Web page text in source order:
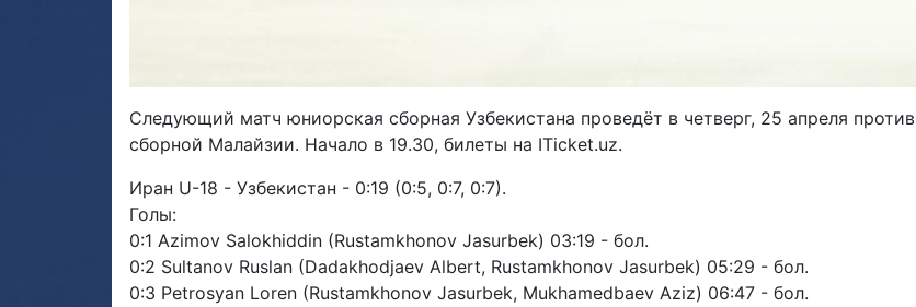
Следующий матч юниорская сборная Узбекистана проведёт в четверг, 25 апреля против
сборной Малайзии. Начало в 19.30, билеты на ITicket.uz.
Иран U-18 - Узбекистан - 0:19 (0:5, 0:7, 0:7).
Голы:
0:1 Azimov Salokhiddin (Rustamkhonov Jasurbek) 03:19 - бол.
0:2 Sultanov Ruslan (Dadakhodjaev Albert, Rustamkhonov Jasurbek) 05:29 - бол.
0:3 Petrosyan Loren (Rustamkhonov Jasurbek, Mukhamedbaev Aziz) 06:47 - бол.